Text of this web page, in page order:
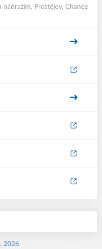
nádražím, Prostějov, Chance
2026